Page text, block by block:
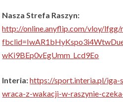
Nasza Strefa Raszyn:
http://online.anyflip.com/vloy/lfgg/
wKi9BEp0vEgUmm_Lcd9Eo
Interia:https://sport.interia.pl/iga-
wraca-z-wakacji-w-raszynie-